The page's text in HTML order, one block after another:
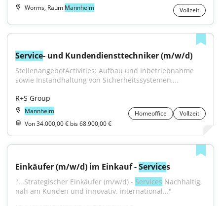
Worms, Raum Mannheim Vollzeit
Service- und Kundendiensttechniker (m/w/d)
StellenangebotActivities: Aufbau und Inbetriebnahme
sowie Instandhaltung von Sicherheitssystemen,...
R+S Group
Mannheim Homeoffice
Vollzeit
Von 34.000,00 € bis 68.900,00 €
Einkäufer (m/w/d) im Einkauf - Services
"...Strategischer Einkäufer (m/w/d) - Services Nachhaltig,
nah am Kunden und innovativ. international..."